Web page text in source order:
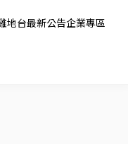
地台最新公告企業專區